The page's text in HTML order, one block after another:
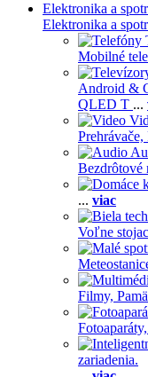
Elektronika a
Elektronika a
Mobilné
Android &
QLED T ...
Prehrávače,
Bezdrôtové
... viac
Voľne
Filmy,
Fotoaparáty,
zariadenia.